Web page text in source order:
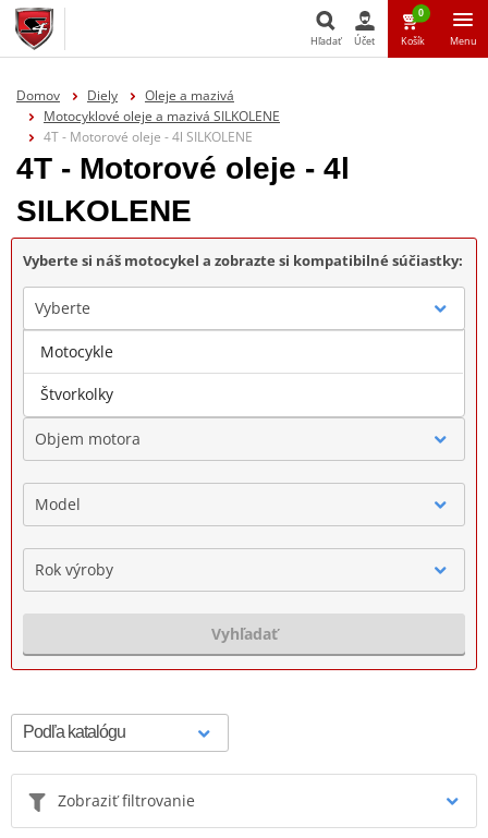
Hľadať Účet
0
Košík Menu
Domov Diely
Oleje a mazivá
Motocyklové oleje a mazivá SILKOLENE
4T - Motorové oleje - 4l SILKOLENE
4T - Motorové oleje - 4l
SILKOLENE
Vyberte si náš motocykel a zobrazte si kompatibilné súčiastky:
Vyberte
Značka
Objem motora
Model
Rok výroby
Vyhľadať
Zobraziť filtrovanie
Motocykle
Štvorkolky